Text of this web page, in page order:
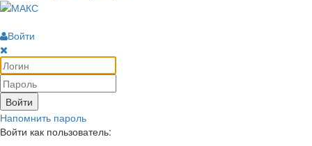
Войти
Войти
Напомнить пароль
Войти как пользователь: